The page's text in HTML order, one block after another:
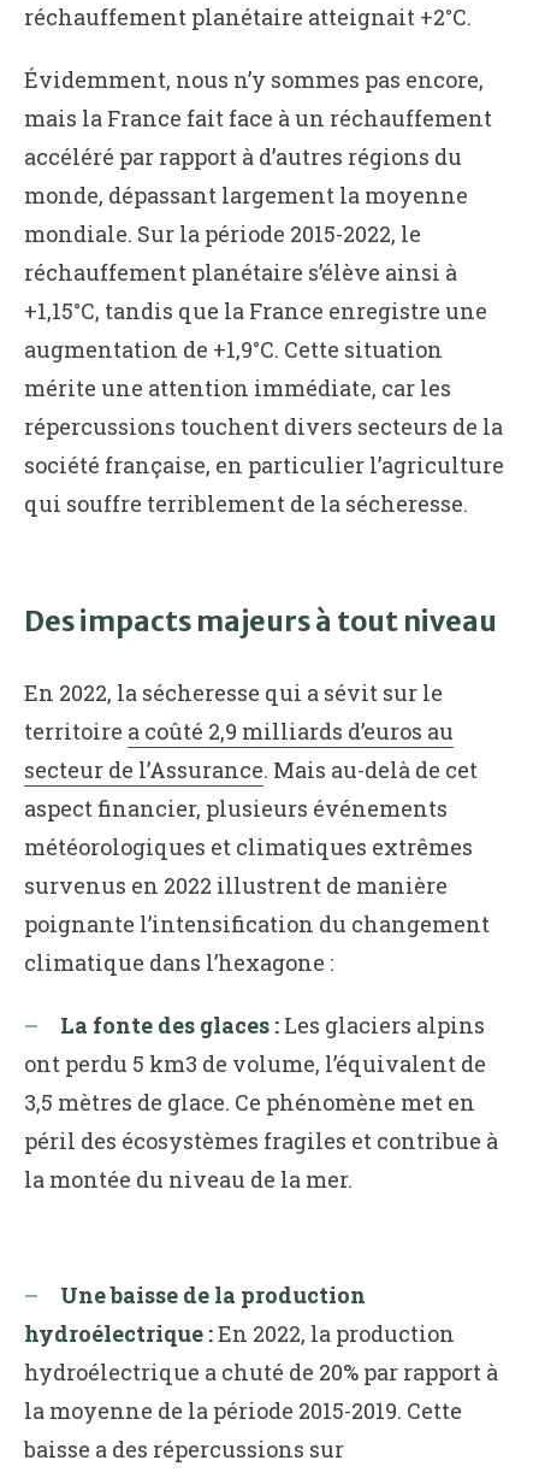
réchauffement planétaire atteignait +2°C.
Évidemment, nous n’y sommes pas encore,
mais la France fait face à un réchauffement
accéléré par rapport à d’autres régions du
monde, dépassant largement la moyenne
mondiale. Sur la période 2015-2022, le
réchauffement planétaire s’élève ainsi à
+1,15°C, tandis que la France enregistre une
augmentation de +1,9°C. Cette situation
mérite une attention immédiate, car les
répercussions touchent divers secteurs de la
société française, en particulier l’agriculture
qui souffre terriblement de la sécheresse.
Des impacts majeurs à tout niveau
En 2022, la sécheresse qui a sévit sur le
territoire a coûté 2,9 milliards d’euros au
secteur de l’Assurance. Mais au-delà de cet
aspect financier, plusieurs événements
météorologiques et climatiques extrêmes
survenus en 2022 illustrent de manière
poignante l’intensification du changement
climatique dans l’hexagone :
La fonte des glaces : Les glaciers alpins
ont perdu 5 km3 de volume, l’équivalent de
3,5 mètres de glace. Ce phénomène met en
péril des écosystèmes fragiles et contribue à
la montée du niveau de la mer.
Une baisse de la production
hydroélectrique :En 2022, la production
hydroélectrique a chuté de 20% par rapport à
la moyenne de la période 2015-2019. Cette
baisse a des répercussions sur